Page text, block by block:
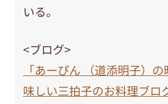
いる。
<ブログ>
「あーぴん （道添明子）
味しい三拍子のお料理ブロ